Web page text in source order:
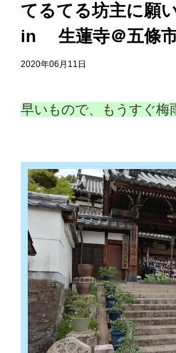
てるてる坊主に願
in 生蓮寺＠五條
2020年06月11日
早いもので、もうすぐ梅